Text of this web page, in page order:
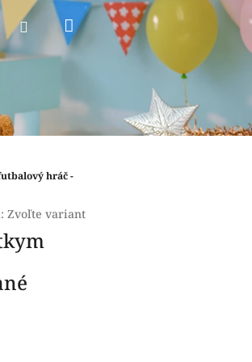
PrihlásenieNákupný
hráč -
Zvoľte variant